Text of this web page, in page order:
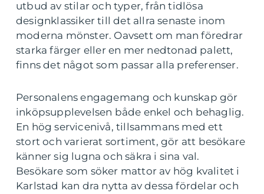
utbud av stilar och typer, från tidlösa
designklassiker till det allra senaste inom
moderna mönster. Oavsett om man föredrar
starka färger eller en mer nedtonad palett,
finns det något som passar alla preferenser.
Personalens engagemang och kunskap gör
inköpsupplevelsen både enkel och behaglig.
En hög servicenivå, tillsammans med ett
stort och varierat sortiment, gör att besökare
känner sig lugna och säkra i sina val.
Besökare som söker mattor av hög kvalitet i
Karlstad kan dra nytta av dessa fördelar och